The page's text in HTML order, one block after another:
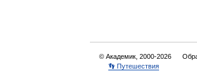
© Академик, 2000-2026
👣 Путешествия